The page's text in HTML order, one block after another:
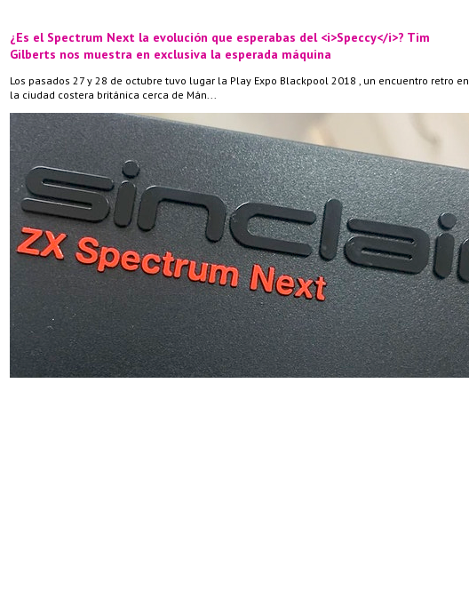
¿Es el Spectrum Next la evolución que esperabas del <i>Speccy</i>? Tim
Gilberts nos muestra en exclusiva la esperada máquina
Los pasados 27 y 28 de octubre tuvo lugar la Play Expo Blackpool 2018 , un encuentro retro en
la ciudad costera británica cerca de Mán...